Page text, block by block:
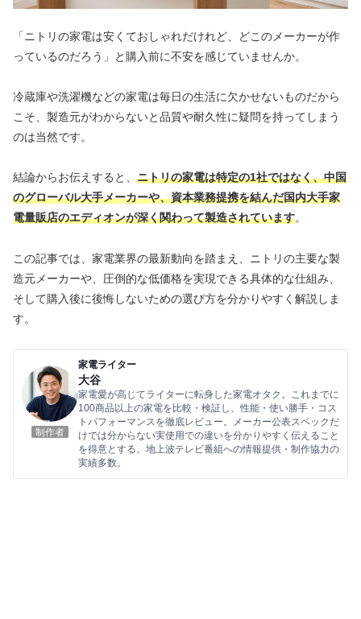
「ニトリの家電は安くておしゃれだけれど、どこのメーカーが作
っているのだろう」と購入前に不安を感じていませんか。
冷蔵庫や洗濯機などの家電は毎日の生活に欠かせないものだから
こそ、製造元がわからないと品質や耐久性に疑問を持ってしまう
のは当然です。
結論からお伝えすると、 ニトリの家電は特定の1社ではなく、中国
のグローバル大手メーカーや、資本業務提携を結んだ国内大手家
電量販店のエディオンが深く関わって製造されています。
この記事では、家電業界の最新動向を踏まえ、ニトリの主要な製
造元メーカーや、圧倒的な低価格を実現できる具体的な仕組み、
そして購入後に後悔しないための選び方を分かりやすく解説しま
す。
制作者
家電ライター
大谷
家電愛が高じてライターに転身した家電オタク。これまでに
100商品以上の家電を比較・検証し、性能・使い勝手・コス
トパフォーマンスを徹底レビュー。メーカー公表スペックだ
けでは分からない実使用での違いを分かりやすく伝えること
を得意とする。地上波テレビ番組への情報提供・制作協力の
実績多数。